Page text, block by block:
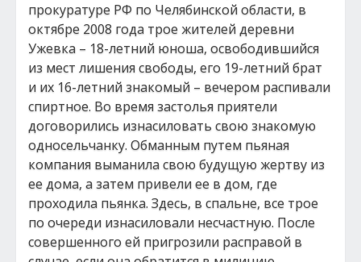
прокуратуре РФ по Челябинской области, в
октябре 2008 года трое жителей деревни
Ужевка – 18-летний юноша, освободившийся
из мест лишения свободы, его 19-летний брат
и их 16-летний знакомый – вечером распивали
спиртное. Во время застолья приятели
договорились изнасиловать свою знакомую
односельчанку. Обманным путем пьяная
компания выманила свою будущую жертву из
ее дома, а затем привели ее в дом, где
проходила пьянка. Здесь, в спальне, все трое
по очереди изнасиловали несчастную. После
совершенного ей пригрозили расправой в